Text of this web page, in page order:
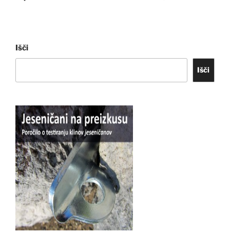
Išči
Išči